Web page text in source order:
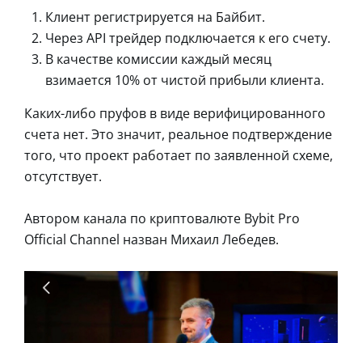
Клиент регистрируется на Байбит.
Через API трейдер подключается к его счету.
В качестве комиссии каждый месяц
взимается 10% от чистой прибыли клиента.
Каких-либо пруфов в виде верифицированного
счета нет. Это значит, реальное подтверждение
того, что проект работает по заявленной схеме,
отсутствует.
Автором канала по криптовалюте Bybit Pro
Official Channel назван Михаил Лебедев.